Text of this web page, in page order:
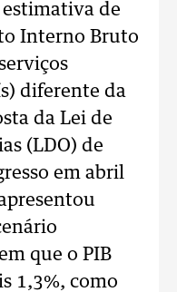
de
Interno Bruto
diferente da
da Lei de
(LDO) de
em abril
que o PIB
1,3%, como